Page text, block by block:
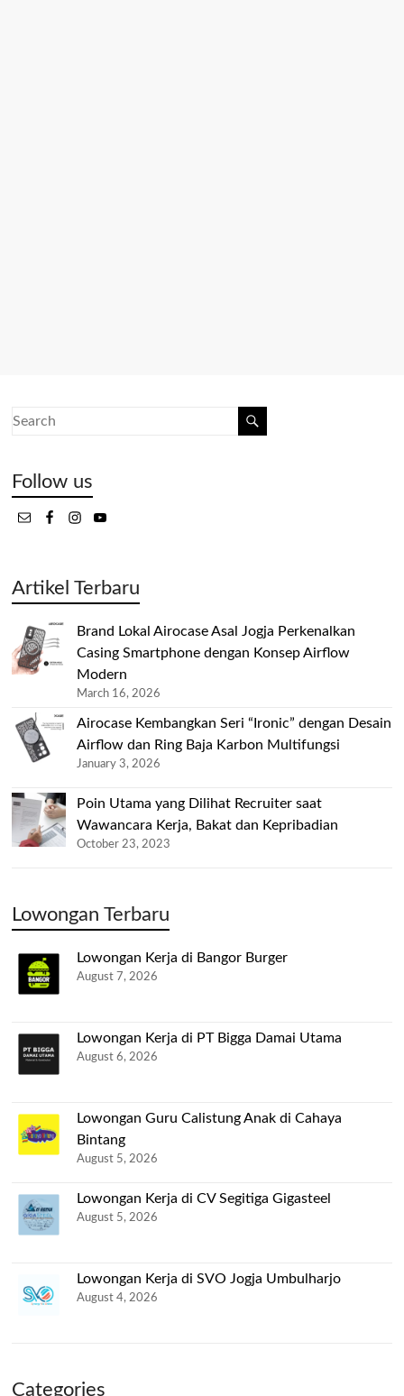
Follow us
Artikel Terbaru
Brand Lokal Airocase Asal Jogja Perkenalkan
Casing Smartphone dengan Konsep Airflow
Modern
March 16, 2026
Airocase Kembangkan Seri “Ironic” dengan Desain
Airflow dan Ring Baja Karbon Multifungsi
January 3, 2026
Poin Utama yang Dilihat Recruiter saat
Wawancara Kerja, Bakat dan Kepribadian
October 23, 2023
Lowongan Terbaru
Lowongan Kerja di Bangor Burger
August 7, 2026
Lowongan Kerja di PT Bigga Damai Utama
August 6, 2026
Lowongan Guru Calistung Anak di Cahaya
Bintang
August 5, 2026
Lowongan Kerja di CV Segitiga Gigasteel
August 5, 2026
Lowongan Kerja di SVO Jogja Umbulharjo
August 4, 2026
Categories